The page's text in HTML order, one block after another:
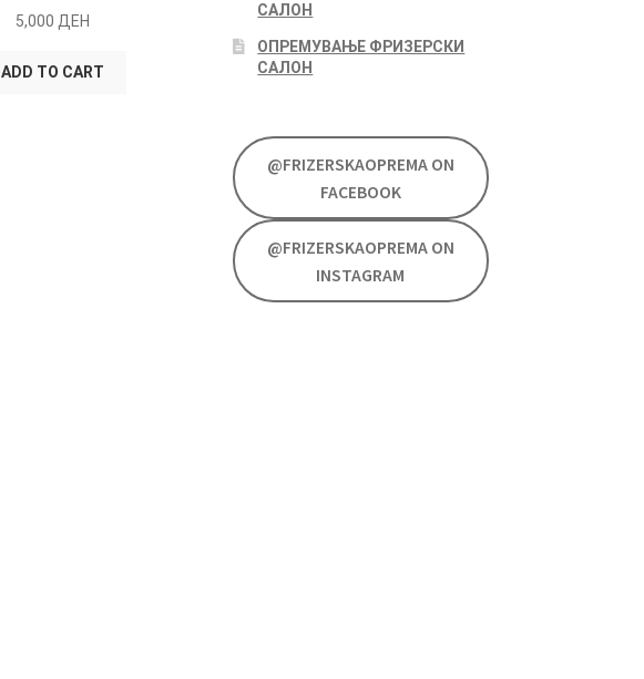
5,000 ДЕН
ADD TO CART
САЛОН
ОПРЕМУВАЊЕ ФРИЗЕРСКИ
САЛОН
@FRIZERSKAOPREMA ON
FACEBOOK
@FRIZERSKAOPREMA ON
INSTAGRAM